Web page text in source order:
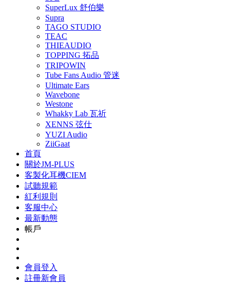
SuperLux 舒伯樂
Supra
TAGO STUDIO
TEAC
THIEAUDIO
TOPPING 拓品
TRIPOWIN
Tube Fans Audio 管迷
Ultimate Ears
Wavebone
Westone
Whakky Lab 瓦祈
XENNS 弦仕
YUZI Audio
ZiiGaat
首頁
關於JM-PLUS
客製化耳機CIEM
試聽規範
紅利規則
客服中心
最新動態
帳戶
會員登入
註冊新會員